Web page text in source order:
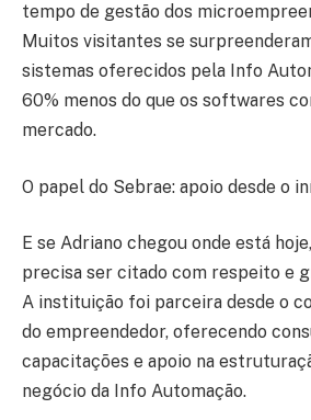
tempo de gestão dos
Muitos visitantes se
sistemas oferecidos pela Info
60% menos do que os softwares
mercado.
O papel do Sebrae: apoio desde o
E se Adriano chegou onde está
precisa ser citado com respeito e
A instituição foi parceira desde o
do empreendedor, oferecendo
capacitações e apoio na
negócio da Info Automação.